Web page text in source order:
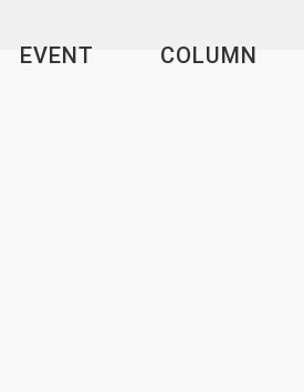
EVENT COLUMN